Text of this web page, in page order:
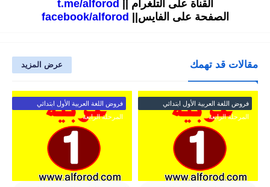
القناة على التلغرام ||
t.me/alforod
الصفحة على الفايس||
facebook/alforod
مقالات قد تهمك عرض المزيد
فروض اللغة العربية الأول ابتدائي
المرحلة الرابعة
فروض اللغة العربية الأول ابتدائي
المرحلة الرابعة